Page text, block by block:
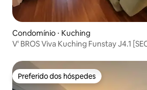
Condomínio ⋅ Kuching
V' BROS Viva Kuching Funstay J4.1
Preferido dos hóspedes
Preferido dos hóspedes